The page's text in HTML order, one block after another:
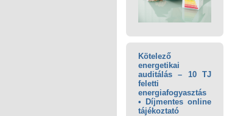
Kötelező
energetikai
auditálás – 10 TJ
feletti
energiafogyasztás
• Díjmentes online
tájékoztató